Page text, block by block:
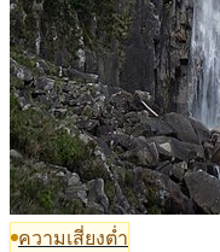
ความเสี่ยงต่ำ